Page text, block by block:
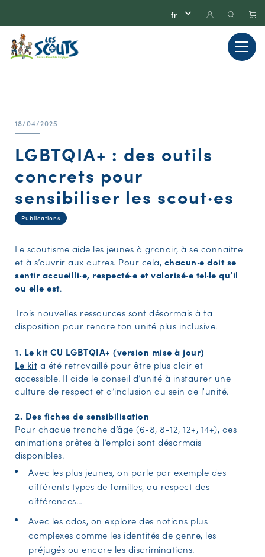
18/04/2025
LGBTQIA+ : des outils
concrets pour
sensibiliser les scout·es
Publications
Le scoutisme aide les jeunes à grandir, à se connaitre
et à s’ouvrir aux autres. Pour cela, chacun·e doit se
sentir accueilli·e, respecté·e et valorisé·e tel·le qu’il
ou elle est.
Trois nouvelles ressources sont désormais à ta
disposition pour rendre ton unité plus inclusive.
1. Le kit CU LGBTQIA+ (version mise à jour)
Le kit a été retravaillé pour être plus clair et
accessible. Il aide le conseil d’unité à instaurer une
culture de respect et d’inclusion au sein de l'unité.
2. Des fiches de sensibilisation
Pour chaque tranche d’âge (6-8, 8-12, 12+, 14+), des
animations prêtes à l’emploi sont désormais
disponibles.
Avec les plus jeunes, on parle par exemple des
différents types de familles, du respect des
différences…
Avec les ados, on explore des notions plus
complexes comme les identités de genre, les
préjugés ou encore les discriminations.